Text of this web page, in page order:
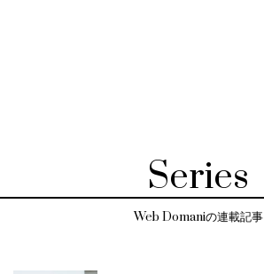
Series
Web Domaniの連載記事